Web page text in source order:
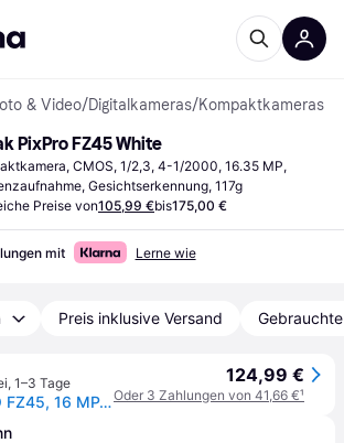
& Video/Digitalkameras/Kompaktkameras
PixPro FZ45 White
CMOS, 1/2,3, 4-1/2000, 16.35 MP,
Gesichtserkennung, 117g
Preise von105,99 €bis175,00 €
mit Lerne wie
Preis inklusive Versand
, 1–3 Tage
Kodak PIXPRO FZ45, 16 MP, 4608 x 3456 Pixel, CMOS, 4x, Full HD, Weiß
124,99 €
Oder 3 Zahlungen von 41,66 €¹